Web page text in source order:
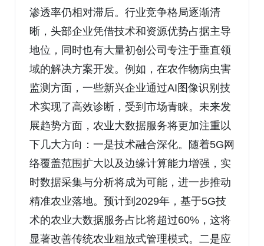
渗透率仍相对滞后。行业竞争格局逐渐清
晰，头部企业凭借技术和资源优势占据主导
地位，同时也有大量初创公司专注于垂直领
域的解决方案开发。例如，在农作物病虫害
监测方面，一些新兴企业通过AI图像识别技
术实现了高效诊断，受到市场青睐。未来发
展趋势方面，农业大数据服务将更加注重以
下几大方向：一是技术融合深化。随着5G网
络覆盖范围扩大以及边缘计算能力增强，实
时数据采集与分析将成为可能，进一步推动
精准农业落地。预计到2029年，基于5G技
术的农业大数据服务占比将超过60%，这将
显著改善传统农业粗放式管理模式。二是应